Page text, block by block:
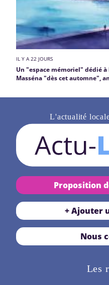
IL Y A 22 JOURS
Un "espace mémoriel" dédié
Masséna "dès cet automne",
L'actualité
Proposition
+ Ajouter
Nous
Les